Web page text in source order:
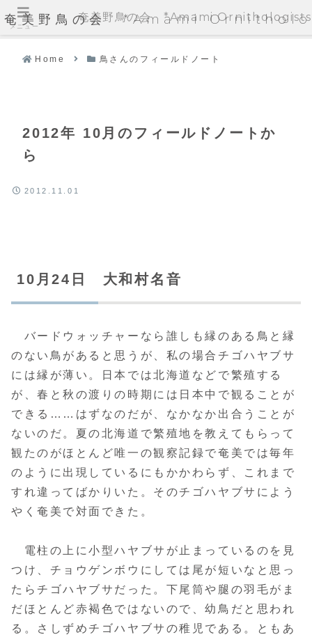
奄美野鳥の会 *Amami
Home 鳥さんのフィールドノート
2012年 10月のフィールドノートか
ら
2012.11.01
10月24日 大和村名音
バードウォッチャーなら誰しも縁のある鳥と縁
のない鳥があると思うが、私の場合チゴハヤブサ
には縁が薄い。日本では北海道などで繁殖する
が、春と秋の渡りの時期には日本中で観ることが
できる……はずなのだが、なかなか出合うことが
ないのだ。夏の北海道で繁殖地を教えてもらって
観たのがほとんど唯一の観察記録で奄美では毎年
のように出現しているにもかかわらず、これまで
すれ違ってばかりいた。そのチゴハヤブサによう
やく奄美で対面できた。
電柱の上に小型ハヤブサが止まっているのを見
つけ、チョウゲンボウにしては尾が短いなと思っ
たらチゴハヤブサだった。下尾筒や腿の羽毛がま
だほとんど赤褐色ではないので、幼鳥だと思われ
る。さしずめチゴハヤブサの稚児である。ともあ
メニュー
奄美野鳥の会 *Amami